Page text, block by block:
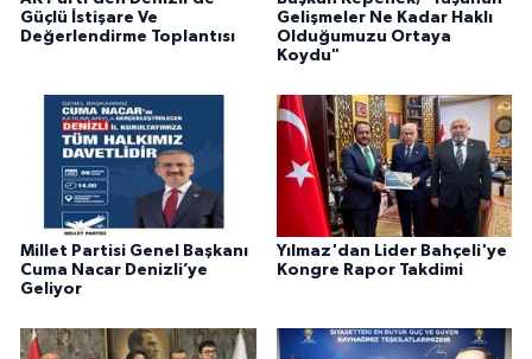
Güçlü İstişare Ve
Değerlendirme Toplantısı
Gelişmeler Ne Kadar Haklı
Olduğumuzu Ortaya
Koydu"
Millet Partisi Genel Başkanı
Cuma Nacar Denizli’ye
Geliyor
Yılmaz'dan Lider Bahçeli'ye
Kongre Rapor Takdimi